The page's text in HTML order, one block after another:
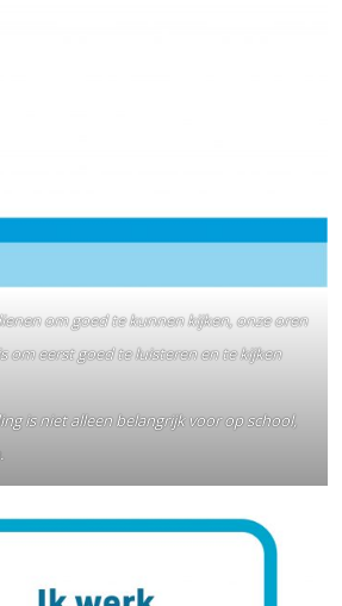
om goed te kunnen kijken, onze oren
om eerst goed te luisteren en te kijken
is niet alleen belangrijk voor op school,